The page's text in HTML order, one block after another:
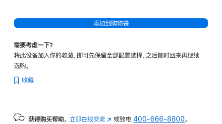
添加到购物袋
需要考虑一下？
将此设备加入你的收藏，即可先保留全部配置选择，之后随时回来再继续
选购。
收藏
获得购买帮助， 立即在线交流 (在 或致电400-666-8800 。